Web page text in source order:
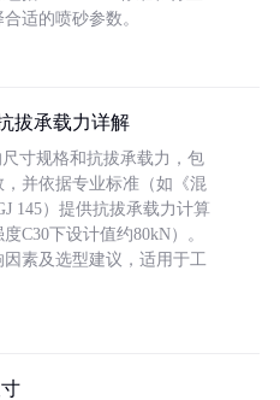
适的喷砂参数。
拔承载力详解
寸规格和抗拔承载力，包
并依据专业标准（如《混
145）提供抗拔承载力计算
C30下设计值约80kN）。
素及选型建议，适用于工